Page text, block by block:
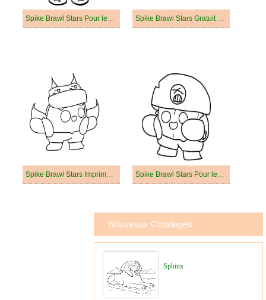
Spike Brawl Stars Pour les Enfants de 6 Ans Spike Brawl Stars Gratuit Pour les Enfants
Spike Brawl Stars Imprimable Pour les Enfants Spike Brawl Stars Pour les Enfants
Nouveaux Coloriages
Sphinx